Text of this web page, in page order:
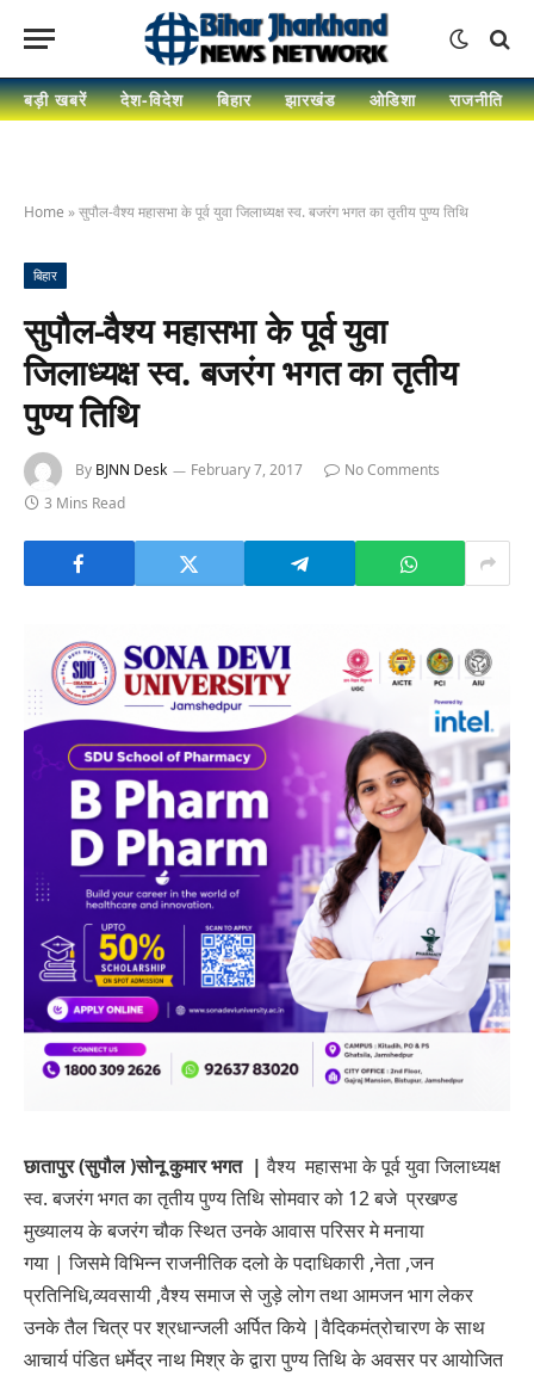
बड़ी खबरें देश-विदेश बिहार झारखंड ओडिशा राजनीति
Home »सुपौल-वैश्य महासभा के पूर्व युवा जिलाध्यक्ष स्व. बजरंग भगत का तृतीय पुण्य तिथि
बिहार
सुपौल-वैश्य महासभा के पूर्व युवा
जिलाध्यक्ष स्व. बजरंग भगत का तृतीय
पुण्य तिथि
By BJNN Desk February 7, 2017
No Comments
3 Mins Read
छातापुर (सुपौल )सोनू कुमार भगत |वैश्य महासभा के पूर्व युवा जिलाध्यक्ष
स्व. बजरंग भगत का तृतीय पुण्य तिथि सोमवार को 12 बजे प्रखण्ड
मुख्यालय के बजरंग चौक स्थित उनके आवास परिसर मे मनाया
गया |जिसमे विभिन्न राजनीतिक दलो के पदाधिकारी ,नेता ,जन
प्रतिनिधि,व्यवसायी ,वैश्य समाज से जुड़े लोग तथा आमजन भाग लेकर
उनके तैल चित्र पर श्रधान्जली अर्पित किये |वैदिकमंत्रोचारण के साथ
आचार्य पंडित धर्मेद्र नाथ मिश्र के द्वारा पुण्य तिथि के अवसर पर आयोजित